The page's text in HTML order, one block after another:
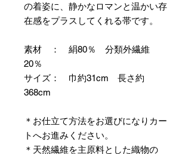
の着姿に、静かなロマンと温かい存
在感をプラスしてくれる帯です。
素材 ： 絹80％ 分類外繊維
20％
サイズ： 巾約31cm 長さ約
368cm
＊お仕立て方法をお選びになりカー
トへお進みください。
＊天然繊維を主原料とした織物の